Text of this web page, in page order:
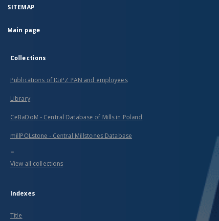
SITEMAP
Main page
Collections
Publications of IGiPZ PAN and employees
Library
CeBaDoM - Central Database of Mills in Poland
millPOLstone - Central Millstones Database
...
View all collections
Indexes
Title